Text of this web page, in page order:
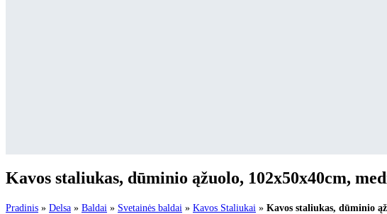
Kavos staliukas, dūminio ąžuolo, 102x50x40cm,
Pradinis » Delsa » Baldai » Svetainės baldai » Kavos Staliukai » Kavos staliukas, dūminio